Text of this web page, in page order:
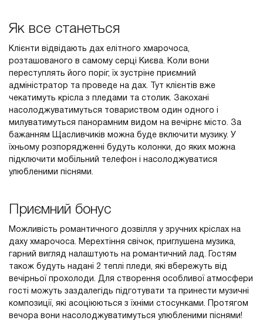
Як все станеться
Клієнти відвідають дах елітного хмарочоса,
розташованого в самому серці Києва. Коли вони
переступлять його поріг, їх зустріне приємний
адміністратор та проведе на дах. Тут клієнтів вже
чекатимуть крісла з пледами та столик. Закохані
насолоджуватимуться товариством один одного і
милуватимуться панорамним видом на вечірнє місто. За
бажанням Щасливчиків можна буде включити музику. У
їхньому розпорядженні будуть колонки, до яких можна
підключити мобільний телефон і насолоджуватися
улюбленими піснями.
Приємний бонус
Можливість романтичного дозвілля у зручних кріслах на
даху хмарочоса. Мерехтіння свічок, приглушена музика,
гарний вигляд налаштують на романтичний лад. Гостям
також будуть надані 2 теплі пледи, які вбережуть від
вечірньої прохолоди. Для створення особливої ​​атмосфери
гості можуть заздалегідь підготувати та принести музичні
композиції, які асоціюються з їхніми стосунками. Протягом
вечора вони насолоджуватимуться улюбленими піснями!